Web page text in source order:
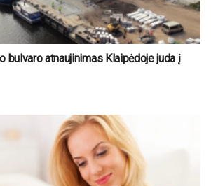
bulvaro atnaujinimas Klaipėdoje juda į